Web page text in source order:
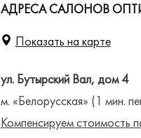
АДРЕСА САЛОНОВ
Показать на карте
ул. Бутырский Вал, дом 4
м. «Белорусская» (1 мин.
Компенсируем стоимость